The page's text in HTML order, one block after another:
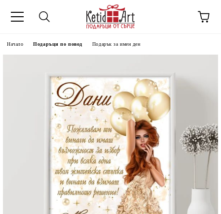
Начало Подаръци по повод Подарък за имен ден